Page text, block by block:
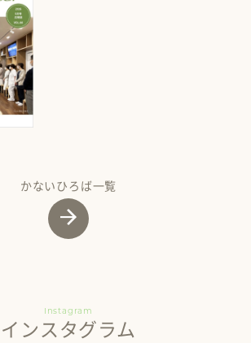
かないひろば一覧
Instagram
インスタグラム